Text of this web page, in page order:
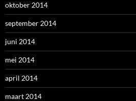
oktober 2014
september 2014
juni 2014
mei 2014
april 2014
maart 2014